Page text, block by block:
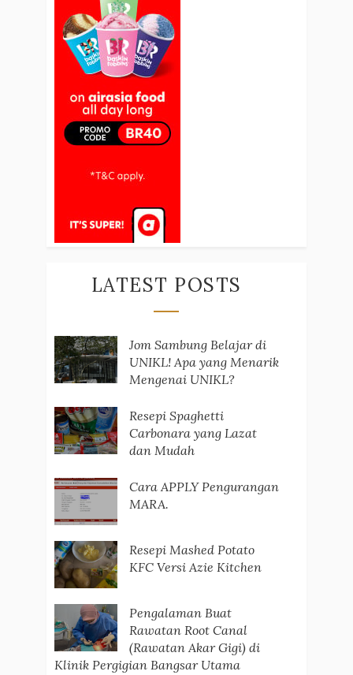
LATEST POSTS
Jom Sambung Belajar di
UNIKL! Apa yang Menarik
Mengenai UNIKL?
Resepi Spaghetti
Carbonara yang Lazat
dan Mudah
Cara APPLY Pengurangan
MARA.
Resepi Mashed Potato
KFC Versi Azie Kitchen
Pengalaman Buat
Rawatan Root Canal
(Rawatan Akar Gigi) di
Klinik Pergigian Bangsar Utama